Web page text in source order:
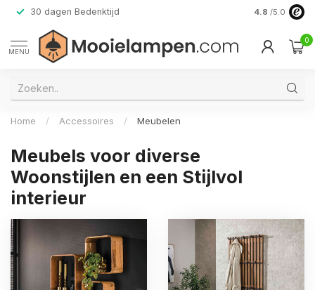
30 dagen Bedenktijd Verzending
4.8 /5.0
MENU
0
Home / Accessoires / Meubelen
Meubels voor diverse
Woonstijlen en een Stijlvol
interieur